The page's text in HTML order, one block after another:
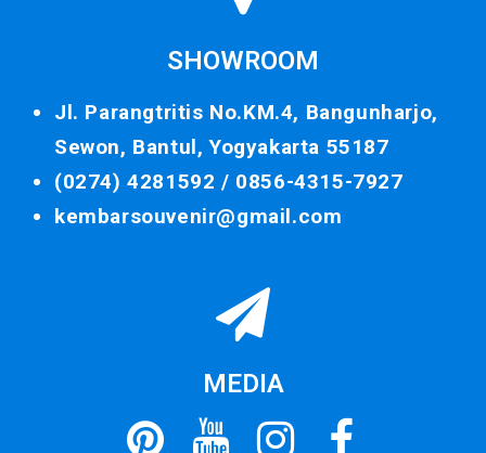
SHOWROOM
Jl. Parangtritis No.KM.4, Bangunharjo,
Sewon, Bantul, Yogyakarta 55187
(0274) 4281592 / 0856-4315-7927
kembarsouvenir@gmail.com
MEDIA